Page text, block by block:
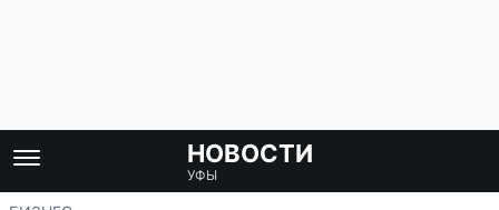
НОВОСТИ
УФЫ